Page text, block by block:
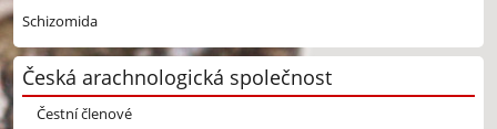
Schizomida
Česká arachnologická společnost
Čestní členové